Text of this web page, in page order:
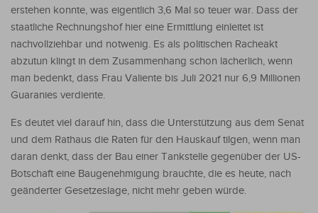
erstehen konnte, was eigentlich 3,6 Mal so teuer war. Dass der
staatliche Rechnungshof hier eine Ermittlung einleitet ist
nachvollziehbar und notwenig. Es als politischen Racheakt
abzutun klingt in dem Zusammenhang schon lächerlich, wenn
man bedenkt, dass Frau Valiente bis Juli 2021 nur 6,9 Millionen
Guaranies verdiente.
Es deutet viel darauf hin, dass die Unterstützung aus dem Senat
und dem Rathaus die Raten für den Hauskauf tilgen, wenn man
daran denkt, dass der Bau einer Tankstelle gegenüber der US-
Botschaft eine Baugenehmigung brauchte, die es heute, nach
geänderter Gesetzeslage, nicht mehr geben würde.